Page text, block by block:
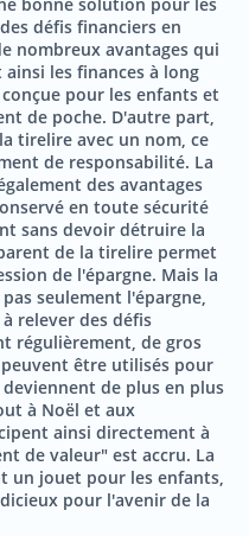
défis financiers en
nombreux avantages qui
les finances à long
pour les enfants et
de poche. D'autre part,
tirelire avec un nom, ce
de responsabilité. La
des avantages
en toute sécurité
sans devoir détruire la
de la tirelire permet
de l'épargne. Mais la
seulement l'épargne,
relever des défis
régulièrement, de gros
être utilisés pour
de plus en plus
à Noël et aux
ainsi directement à
de valeur" est accru. La
un jouet pour les enfants,
pour l'avenir de la